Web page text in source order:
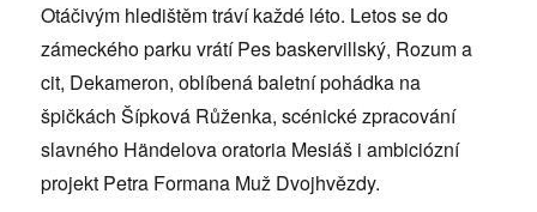
Otáčivým hledištěm tráví každé léto. Letos se do
zámeckého parku vrátí Pes baskervillský, Rozum a
cit, Dekameron, oblíbená baletní pohádka na
špičkách Šípková Růženka, scénické zpracování
slavného Händelova oratoria Mesiáš i ambiciózní
projekt Petra Formana Muž Dvojhvězdy.